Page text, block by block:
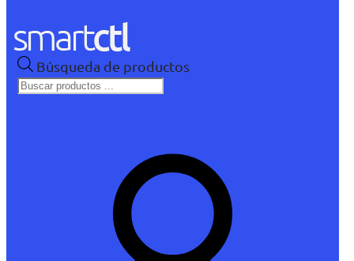
Búsqueda de productos